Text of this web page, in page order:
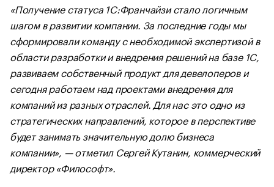
«Получение статуса 1С:Франчайзи стало логичным
шагом в развитии компании. За последние годы мы
сформировали команду с необходимой экспертизой в
области разработки и внедрения решений на базе 1С,
развиваем собственный продукт для девелоперов и
сегодня работаем над проектами внедрения для
компаний из разных отраслей. Для нас это одно из
стратегических направлений, которое в перспективе
будет занимать значительную долю бизнеса
компании», — отметил Сергей Кутанин, коммерческий
директор «Философт».